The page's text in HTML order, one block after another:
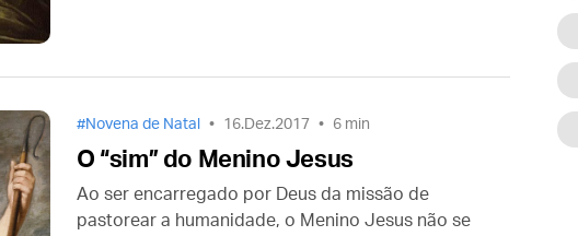
Novena de Natal 16.Dez.2017 6 min
O “sim” do Menino Jesus
Ao ser encarregado por Deus da missão de
pastorear a humanidade, o Menino Jesus não se